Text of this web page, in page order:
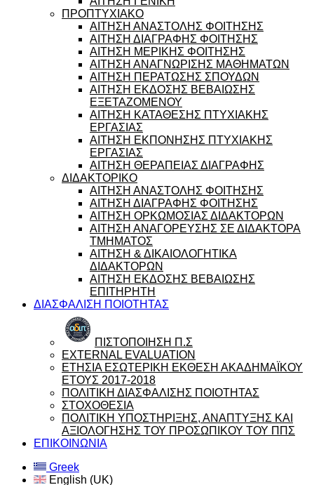
ΠΡΟΠΤΥΧΙΑΚΟ
ΑΙΤΗΣΗ ΑΝΑΣΤΟΛΗΣ ΦΟΙΤΗΣΗΣ
ΑΙΤΗΣΗ ΔΙΑΓΡΑΦΗΣ ΦΟΙΤΗΣΗΣ
ΑΙΤΗΣΗ ΜΕΡΙΚΗΣ ΦΟΙΤΗΣΗΣ
ΑΙΤΗΣΗ ΑΝΑΓΝΩΡΙΣΗΣ ΜΑΘΗΜΑΤΩΝ
ΑΙΤΗΣΗ ΠΕΡΑΤΩΣΗΣ ΣΠΟΥΔΩΝ
ΑΙΤΗΣΗ ΕΚΔΟΣΗΣ ΒΕΒΑΙΩΣΗΣ
ΕΞΕΤΑΖΟΜΕΝΟΥ
ΑΙΤΗΣΗ ΚΑΤΑΘΕΣΗΣ ΠΤΥΧΙΑΚΗΣ
ΕΡΓΑΣΙΑΣ
ΑΙΤΗΣΗ ΕΚΠΟΝΗΣΗΣ ΠΤΥΧΙΑΚΗΣ
ΕΡΓΑΣΙΑΣ
ΑΙΤΗΣΗ ΘΕΡΑΠΕΙΑΣ ΔΙΑΓΡΑΦΗΣ
ΔΙΔΑΚΤΟΡΙΚΟ
ΑΙΤΗΣΗ ΑΝΑΣΤΟΛΗΣ ΦΟΙΤΗΣΗΣ
ΑΙΤΗΣΗ ΔΙΑΓΡΑΦΗΣ ΦΟΙΤΗΣΗΣ
ΑΙΤΗΣΗ ΟΡΚΩΜΟΣΙΑΣ ΔΙΔΑΚΤΟΡΩΝ
ΑΙΤΗΣΗ ΑΝΑΓΟΡΕΥΣΗΣ ΣΕ ΔΙΔΑΚΤΟΡΑ
ΤΜΗΜΑΤΟΣ
ΑΙΤΗΣΗ & ΔΙΚΑΙΟΛΟΓΗΤΙΚΑ
ΔΙΔΑΚΤΟΡΩΝ
ΑΙΤΗΣΗ ΕΚΔΟΣΗΣ ΒΕΒΑΙΩΣΗΣ
ΕΠΙΤΗΡΗΤΗ
ΔΙΑΣΦΑΛΙΣΗ ΠΟΙΟΤΗΤΑΣ
ΠΙΣΤΟΠΟΙΗΣΗ Π.Σ
EXTERNAL EVALUATION
ΕΤΗΣΙΑ ΕΣΩΤΕΡΙΚΗ ΕΚΘΕΣΗ ΑΚΑΔΗΜΑΪΚΟΥ
ΕΤΟΥΣ 2017-2018
ΠΟΛΙΤΙΚΗ ΔΙΑΣΦΑΛΙΣΗΣ ΠΟΙΟΤΗΤΑΣ
ΣΤΟΧΟΘΕΣΙΑ
ΠΟΛΙΤΙΚΗ ΥΠΟΣΤΗΡΙΞΗΣ, ΑΝΑΠΤΥΞΗΣ ΚΑΙ
ΑΞΙΟΛΟΓΗΣΗΣ ΤΟΥ ΠΡΟΣΩΠΙΚΟΥ ΤΟΥ ΠΠΣ
ΕΠΙΚΟΙΝΩΝΙΑ
Greek
English (UK)